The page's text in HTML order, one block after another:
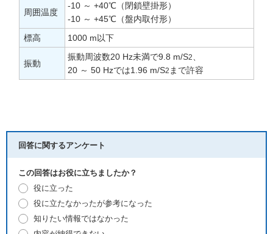
周囲温度
-10 ～ +40℃（閉鎖壁掛形）
-10 ～ +45℃（盤内取付形）
標高
1000 m以下
振動
振動周波数20 Hz未満で9.8 m/S2、
20 ～ 50 Hzでは1.96 m/S2 まで許容
回答に関するアンケート
この回答はお役に立ちましたか？
役に立った
役に立たなかったが参考になった
知りたい情報ではなかった